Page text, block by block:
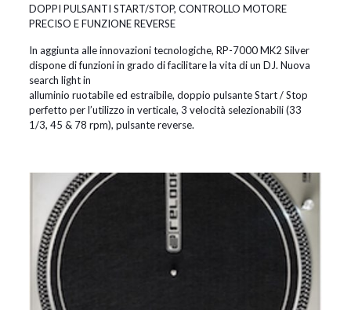
DOPPI PULSANTI START/STOP, CONTROLLO MOTORE
PRECISO E FUNZIONE REVERSE
In aggiunta alle innovazioni tecnologiche, RP-7000 MK2 Silver
dispone di funzioni in grado di facilitare la vita di un DJ. Nuova
search light in
alluminio ruotabile ed estraibile, doppio pulsante Start / Stop
perfetto per l’utilizzo in verticale, 3 velocità selezionabili (33
1/3, 45 & 78 rpm), pulsante reverse.